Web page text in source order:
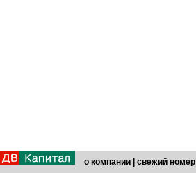
о компании свежий номер